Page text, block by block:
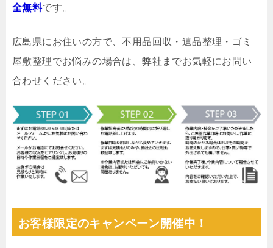
全無料です。
広島県にお住いの方で、不用品回収・遺品整理・ゴミ
屋敷整理でお悩みの場合は、弊社までお気軽にお問い
合わせください。
お客様限定のキャンペーン開催中！